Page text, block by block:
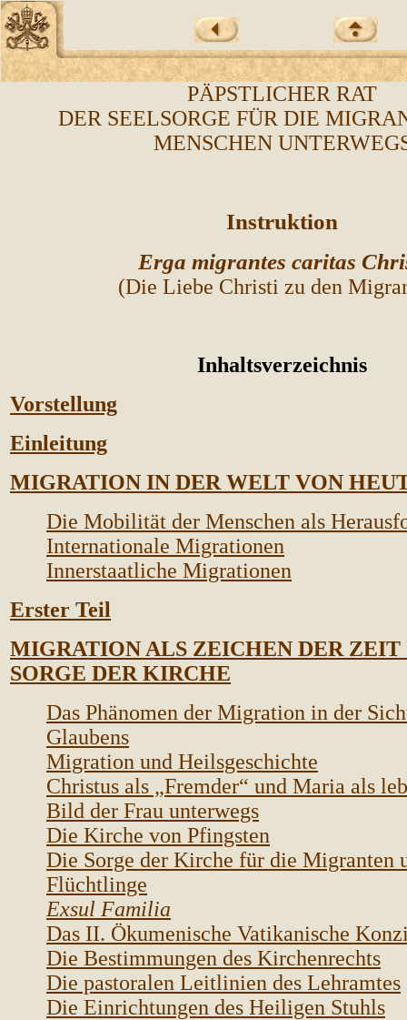
PÄPSTLICHER RAT
DER SEELSORGE FÜR DIE
MENSCHEN
Instruktion
Erga migrantes caritas
(Die Liebe Christi zu den
Inhaltsverzeichnis
Vorstellung
Einleitung
MIGRATION IN DER WELT VON
Die Mobilität der Menschen als
Internationale Migrationen
Innerstaatliche Migrationen
Erster Teil
MIGRATION ALS ZEICHEN DER ZEIT
SORGE DER KIRCHE
Das Phänomen der Migration in der
Glaubens
Migration und Heilsgeschichte
Christus als „Fremder“ und Maria als
Bild der Frau unterwegs
Die Kirche von Pfingsten
Die Sorge der Kirche für die Migranten
Flüchtlinge
Exsul Familia
Das II. Ökumenische Vatikanische
Die Bestimmungen des Kirchenrechts
Die pastoralen Leitlinien des Lehramtes
Die Einrichtungen des Heiligen Stuhls